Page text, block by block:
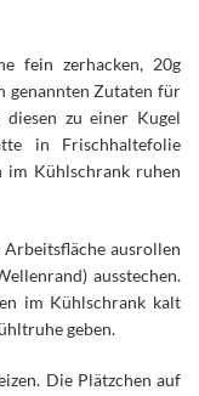
fein zerhacken, 20g
genannten Zutaten für
zu einer Kugel
in Frischhaltefolie
im Kühlschrank ruhen
Arbeitsfläche ausrollen
ausstechen.
im Kühlschrank kalt
geben.
Die Plätzchen auf